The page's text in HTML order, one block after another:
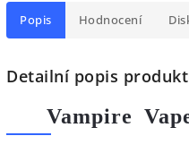
Popis Hodnocení
Detailní popis
Vampire